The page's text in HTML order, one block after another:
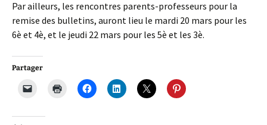
Par ailleurs, les rencontres parents-professeurs pour la
remise des bulletins, auront lieu le mardi 20 mars pour les
6è et 4è, et le jeudi 22 mars pour les 5è et les 3è.
Partager